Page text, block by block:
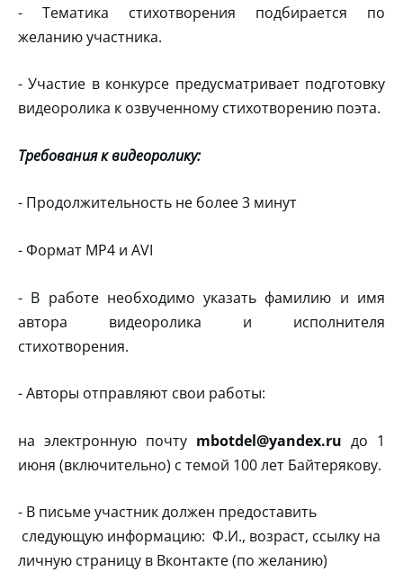
- Тематика стихотворения подбирается по
желанию участника.
- Участие в конкурсе предусматривает подготовку
видеоролика к озвученному стихотворению поэта.
Требования к видеоролику:
- Продолжительность не более 3 минут
- Формат МР4 и АVI
- В работе необходимо указать фамилию и имя
автора видеоролика и исполнителя
стихотворения.
- Авторы отправляют свои работы:
на электронную почту mbotdel@yandex.ru до 1
июня (включительно) с темой 100 лет Байтерякову.
- В письме участник должен предоставить
следующую информацию: Ф.И., возраст, ссылку на
личную страницу в Вконтакте (по желанию)